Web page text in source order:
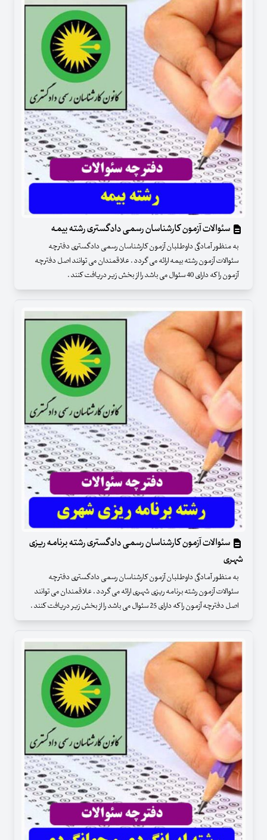
سئوالات آزمون کارشناسان رسمی دادگستری رشته بیمه
به منظور آمادگی داوطلبان آزمون کارشناسان رسمی دادگستری دفترچه
سئوالات آزمون رشته بیمه ارائه می گردد . علاقمندان می توانند اصل دفترچه
آزمون را که دارای 40 سئوال می باشد را از بخش زیر دریافت کنند .
سئوالات آزمون کارشناسان رسمی دادگستری رشته برنامه ریزی
شهری
به منظور آمادگی داوطلبان آزمون کارشناسان رسمی دادگستری دفترچه
سئوالات آزمون رشته برنامه ریزی شهری ارائه می گردد . علاقمندان می توانند
اصل دفترچه آزمون را که دارای 25 سئوال می باشد را از بخش زیر دریافت کنند .